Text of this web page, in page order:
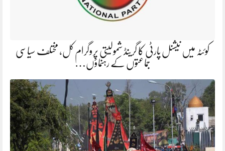
کوئٹہ میں نیشنل پارٹی کا گرینڈ شمولیتی پروگرام کل، مختلف سیاسی
جماعتوں کے رہنماؤں…